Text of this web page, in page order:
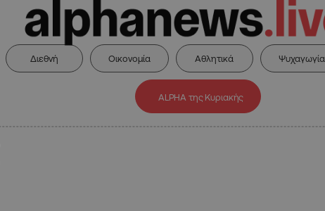
Διεθνή Οικονομία Αθλητικά Ψυχαγωγία
ALPHA της Κυριακής